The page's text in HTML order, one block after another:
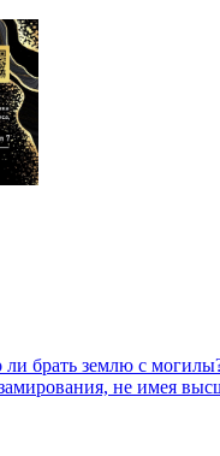
брать землю с
не имея